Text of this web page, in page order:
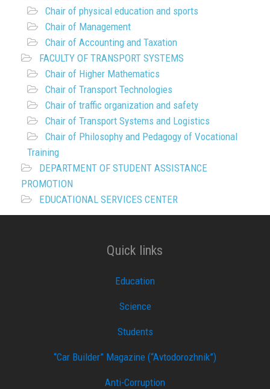
Chair of physical education and sports
Chair of Management
Chair of Accounting and Taxation
FACULTY OF TRANSPORT SYSTEMS
Chair of Higher Mathematics
Chair of Transport Technologies
Chair of traffic organization and safety
Chair of Transport Systems and Logistics
Chair of Philosophy and Pedagogy of Vocational
Training
DEPARTMENT OF STUDENT ASSISTANCE
PROMOTION
EDUCATIONAL SERVICES CENTER
Quick links
Education
Science
Students
“Car Builder” Magazine (“Avtodorozhnik”)
Anti-Corruption